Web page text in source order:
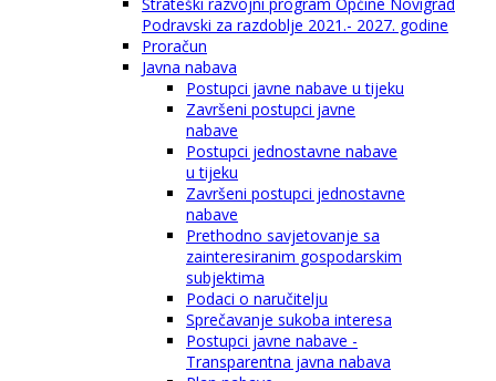
Podravski za razdoblje 2021.- 2027. godine
Proračun
Javna nabava
Postupci javne nabave u tijeku
Završeni postupci javne
nabave
Postupci jednostavne nabave
u tijeku
Završeni postupci jednostavne
nabave
Prethodno savjetovanje sa
zainteresiranim gospodarskim
subjektima
Podaci o naručitelju
Sprečavanje sukoba interesa
Postupci javne nabave -
Transparentna javna nabava